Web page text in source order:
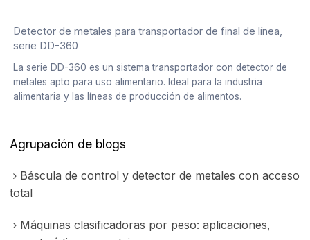
Detector de metales para transportador de final de línea,
serie DD-360
La serie DD-360 es un sistema transportador con detector de
metales apto para uso alimentario. Ideal para la industria
alimentaria y las líneas de producción de alimentos.
Agrupación de blogs
Báscula de control y detector de metales con acceso
total
Máquinas clasificadoras por peso: aplicaciones,